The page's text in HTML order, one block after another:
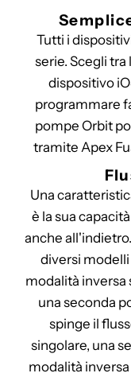
Tutti i
serie. Scegli tra
dispositivo
programmare
pompe Orbit
tramite Apex
Una
è la sua
anche
diversi modelli
modalità inversa
una seconda
spinge il
singolare, una
modalità